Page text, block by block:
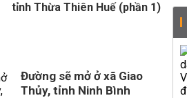
tỉnh Thừa Thiên Huế (phần 1)
Đường sẽ mở ở xã Giao
Thủy, tỉnh Ninh Bình